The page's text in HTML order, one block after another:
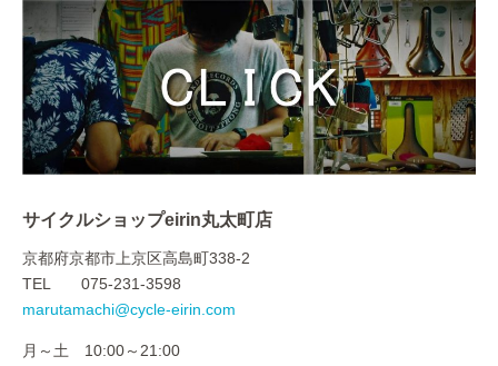
サイクルショップeirin丸太町店
京都府京都市上京区高島町338-2
TEL 075-231-3598
marutamachi@cycle-eirin.com
月～土 10:00～21:00